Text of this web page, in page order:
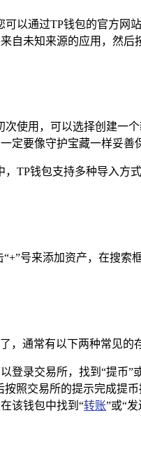
以通过TP钱包的官方
未知来源的应用，然后
使用，可以选择创建一
定要像守护宝藏一样妥善
TP钱包支持多种导入
号来添加资产，在搜
，通常有以下两种常见的
登录交易所，找到“提币
照交易所的提示完成提
该钱包中找到“转账”或“